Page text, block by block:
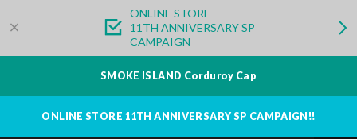
ONLINE STORE
11TH ANNIVERSARY SP
CAMPAIGN
SMOKE ISLAND Corduroy Cap
ONLINE STORE 11TH ANNIVERSARY SP CAMPAIGN!!